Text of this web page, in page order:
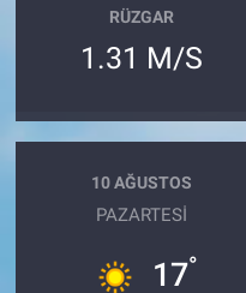
RÜZGAR
1.31 M/S
10 AĞUSTOS
PAZARTESI
17°